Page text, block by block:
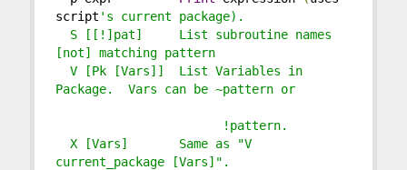
script 's current package).
S [[!]pat]     List subroutine names
[not] matching pattern
V [Pk [Vars]]  List Variables in
Package.  Vars can be ~pattern or
!pattern.
X [Vars]       Same as "V
current_package [Vars]".